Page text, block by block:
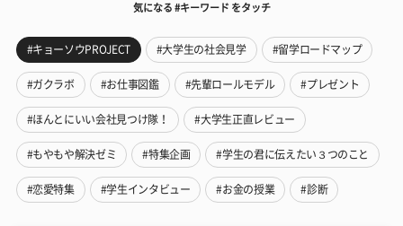
気になる #キーワード をタッチ
#キョーソウPROJECT #大学生の社会見学 #留学ロードマップ
#ガクラボ #お仕事図鑑 #先輩ロールモデル #プレゼント
#ほんとにいい会社見つけ隊！ #大学生正直レビュー
#もやもや解決ゼミ #特集企画 #学生の君に伝えたい３つのこと
#恋愛特集 #学生インタビュー #お金の授業 #診断